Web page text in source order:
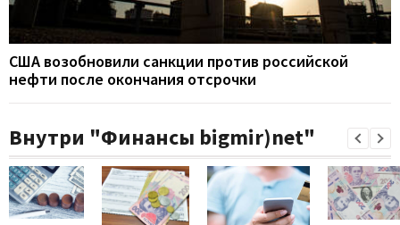
США возобновили санкции против российской
нефти после окончания отсрочки
Внутри "Финансы bigmir)net"